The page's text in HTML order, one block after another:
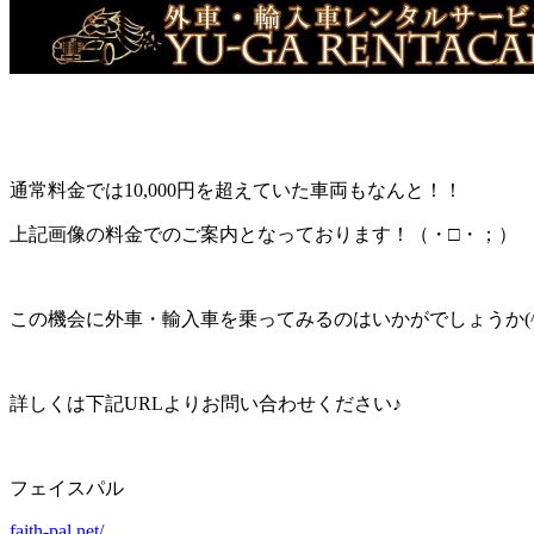
通常料金では10,000円を超えていた車両もなんと！！
上記画像の料金でのご案内となっております！（・□・；）
この機会に外車・輸入車を乗ってみるのはいかがでしょうか
詳しくは下記URLよりお問い合わせください♪
フェイスパル